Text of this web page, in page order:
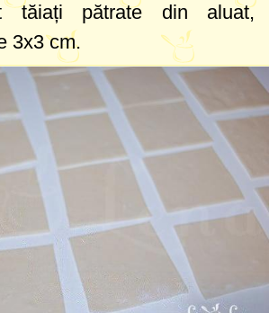
tăiați pătrate din aluat,
3x3 cm.